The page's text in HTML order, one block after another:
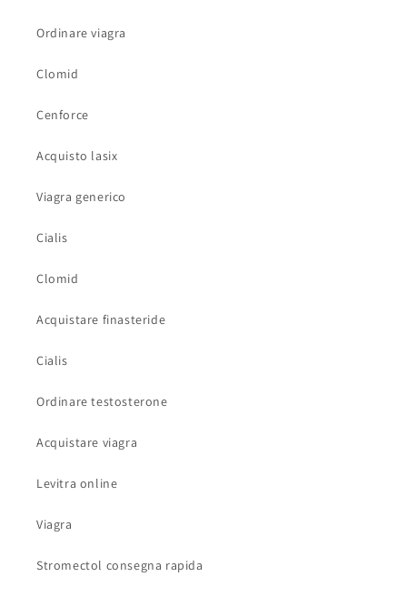
Ordinare viagra
Clomid
Cenforce
Acquisto lasix
Viagra generico
Cialis
Clomid
Acquistare finasteride
Cialis
Ordinare testosterone
Acquistare viagra
Levitra online
Viagra
Stromectol consegna rapida